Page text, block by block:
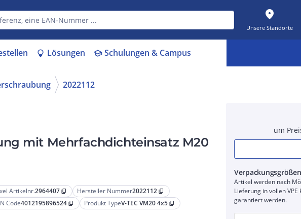
place
Unsere Standorte
lightbulb Lösungen schoolSchulungen & Campus
2022112
mit Mehrfachdichteinsatz M20
Artikelnr.2964407 content_copy Hersteller Nummer2022112 content_copy
Code4012195896524 content_copy Produkt TypeV-TEC VM20 4x5 content_copy
um
Verpackungsgrößen
Artikel werden nach
Lieferung in vollen
garantiert werden.